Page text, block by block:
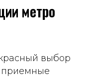
часто к
Цены
метро
выбор